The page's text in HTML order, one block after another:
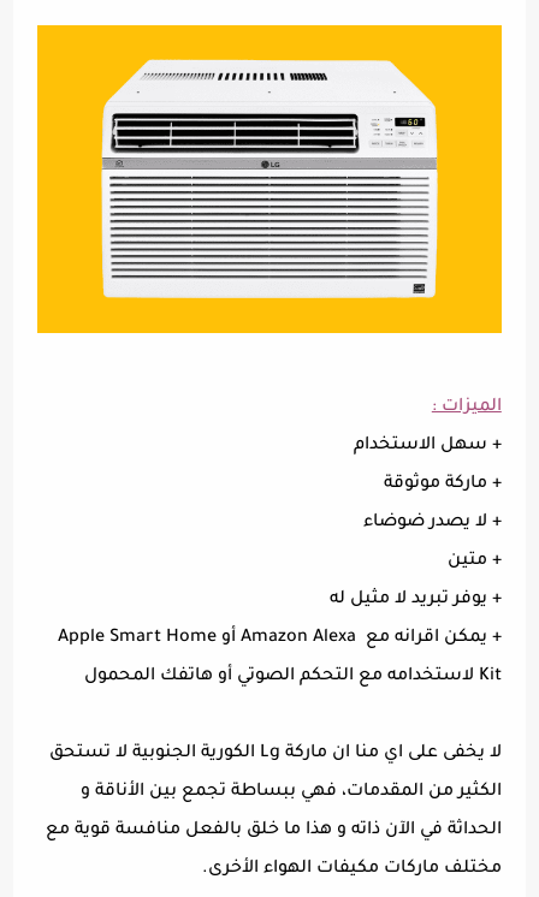
الميزات :
+ سهل الاستخدام
+ ماركة موثوقة
+ لا يصدر ضوضاء
+ متين
+ يوفر تبريد لا مثيل له
+ يمكن اقرانه مع Amazon Alexa أو Apple Smart Home
Kit لاستخدامه مع التحكم الصوتي أو هاتفك المحمول
لا يخفى على اي منا ان ماركة Lg الكورية الجنوبية لا تستحق
الكثير من المقدمات، فهي ببساطة تجمع بين الأناقة و
الحداثة في الآن ذاته و هذا ما خلق بالفعل منافسة قوية مع
مختلف ماركات مكيفات الهواء الأخرى.